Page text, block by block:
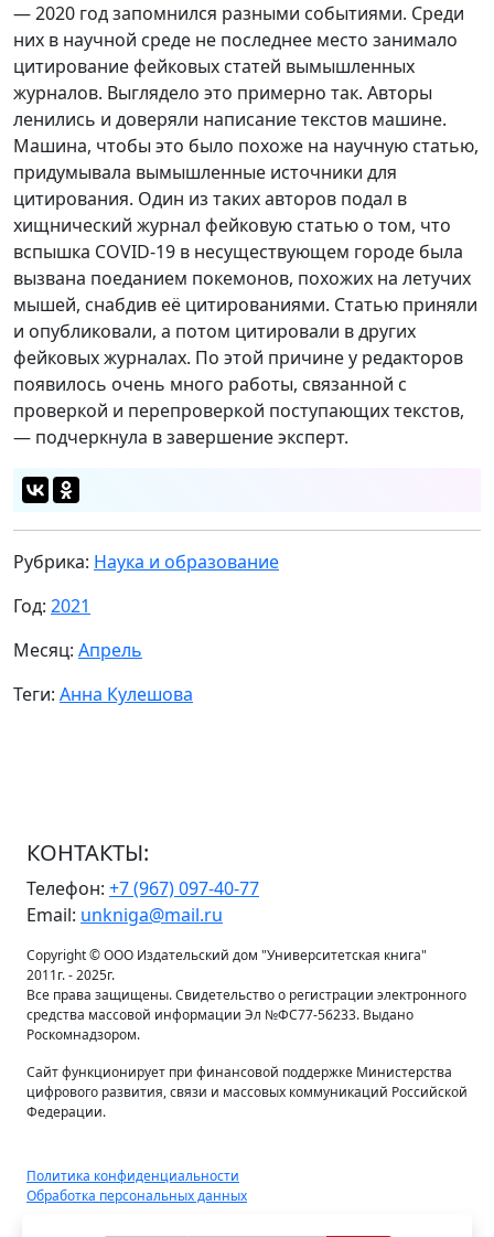
— 2020 год запомнился разными событиями. Среди
них в научной среде не последнее место занимало
цитирование фейковых статей вымышленных
журналов. Выглядело это примерно так. Авторы
ленились и доверяли написание текстов машине.
Машина, чтобы это было похоже на научную статью,
придумывала вымышленные источники для
цитирования. Один из таких авторов подал в
хищнический журнал фейковую статью о том, что
вспышка COVID-19 в несуществующем городе была
вызвана поеданием покемонов, похожих на летучих
мышей, снабдив её цитированиями. Статью приняли
и опубликовали, а потом цитировали в других
фейковых журналах. По этой причине у редакторов
появилось очень много работы, связанной с
проверкой и перепроверкой поступающих текстов,
— подчеркнула в завершение эксперт.
Рубрика: Наука и образование
Год: 2021
Месяц: Апрель
Теги: Анна Кулешова
КОНТАКТЫ:
Телефон: +7 (967) 097-40-77
Email: unkniga@mail.ru
Copyright © ООО Издательский дом "Университетская книга"
2011г. - 2025г.
Все права защищены. Свидетельство о регистрации электронного
средства массовой информации Эл №ФС77-56233. Выдано
Роскомнадзором.
Сайт функционирует при финансовой поддержке Министерства
цифрового развития, связи и массовых коммуникаций Российской
Федерации.
Политика конфиденциальности
Обработка персональных данных